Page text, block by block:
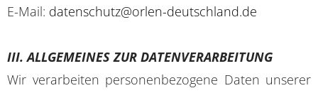
E-Mail: datenschutz@orlen-deutschland.de
III. ALLGEMEINES ZUR DATENVERARBEITUNG
Wir verarbeiten personenbezogene Daten unserer